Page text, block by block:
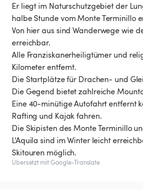
Er liegt im Naturschutzgebiet der
halbe Stunde vom Monte Terminillo
Von hier aus sind Wanderwege wie
erreichbar.
Alle Franziskanerheiligtümer und
Kilometer entfernt.
Die Startplätze für Drachen- und
Die Gegend bietet zahlreiche
Eine 40-minütige Autofahrt entfernt
Rafting und Kajak fahren.
Die Skipisten des Monte Terminillo
L'Aquila sind im Winter leicht
Skitouren möglich.
Übersetzt mit Google-Translate